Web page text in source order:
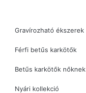
Gravírozható ékszerek
Férfi betűs karkötők
Betűs karkötők nőknek
Nyári kollekció